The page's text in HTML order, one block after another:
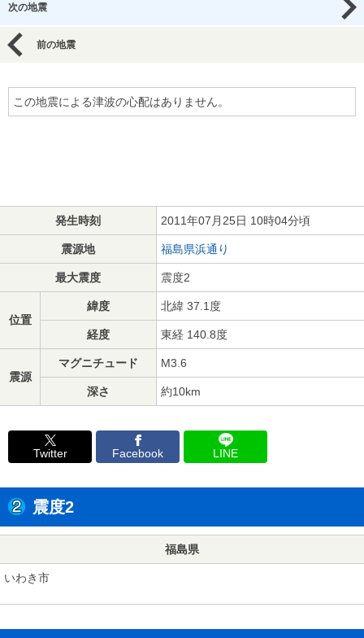
次の地震
前の地震
この地震による津波の心配はありません。
発生時刻 2011年07月25日 10時04分頃
震源地 福島県浜通り
最大震度 震度2
位置
緯度 北緯 37.1度
経度 東経 140.8度
震源
マグニチュード M3.6
深さ 約10km
Twitter Facebook LINE
震度2
福島県
いわき市